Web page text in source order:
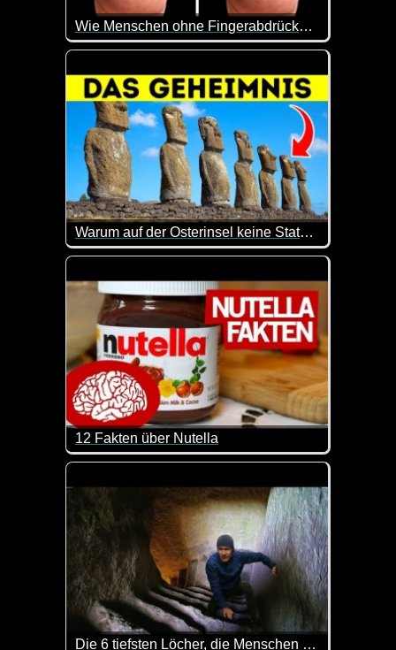
Wie Menschen ohne Fingerabdrücke im Leben klarkommen
Was man alles für Probleme haben kann, wenn
Warum auf der Osterinsel keine Statuen mehr errichtet wurden
Hier kann man mal wieder was lernen. Sehr
12 Fakten über Nutella
Fettmacher und Kalorienbombe oder einfach nur
Die 6 tiefsten Löcher, die Menschen bisher gegraben haben